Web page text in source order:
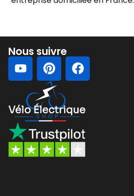
Nous suivre